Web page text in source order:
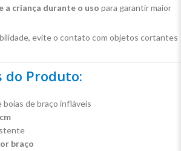
a criança durante o uso para garantir maior
evite o contato com objetos cortantes
do Produto:
boias de braço infláveis
braço